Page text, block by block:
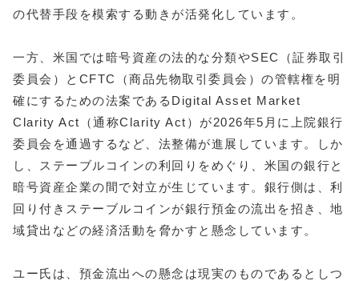
の代替手段を模索する動きが活発化しています。
一方、米国では暗号資産の法的な分類やSEC（証券取引
委員会）とCFTC（商品先物取引委員会）の管轄権を明
確にするための法案であるDigital Asset Market
Clarity Act（通称Clarity Act）が2026年5月に上院銀行
委員会を通過するなど、法整備が進展しています。しか
し、ステーブルコインの利回りをめぐり、米国の銀行と
暗号資産企業の間で対立が生じています。銀行側は、利
回り付きステーブルコインが銀行預金の流出を招き、地
域貸出などの経済活動を脅かすと懸念しています。
ユー氏は、預金流出への懸念は現実のものであるとしつ